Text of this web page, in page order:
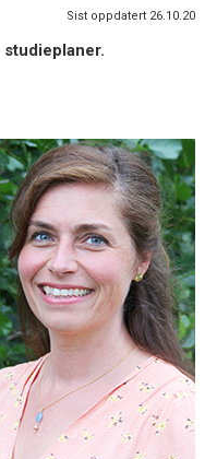
Sist oppdatert 26.10.20